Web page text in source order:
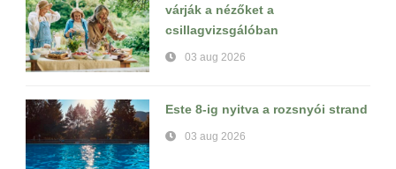
várják a nézőket a
csillagvizsgálóban
03 aug 2026
Este 8-ig nyitva a rozsnyói strand
03 aug 2026